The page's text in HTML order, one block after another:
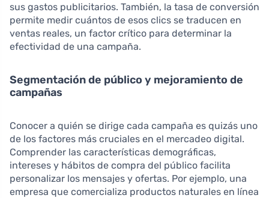
sus gastos publicitarios. También, la tasa de conversión
permite medir cuántos de esos clics se traducen en
ventas reales, un factor crítico para determinar la
efectividad de una campaña.
Segmentación de público y mejoramiento de
campañas
Conocer a quién se dirige cada campaña es quizás uno
de los factores más cruciales en el mercadeo digital.
Comprender las características demográficas,
intereses y hábitos de compra del público facilita
personalizar los mensajes y ofertas. Por ejemplo, una
empresa que comercializa productos naturales en línea